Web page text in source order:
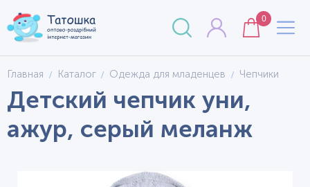
0
Главная Каталог Одежда для младенцев Чепчики
Детский чепчик уни,
ажур, серый меланж